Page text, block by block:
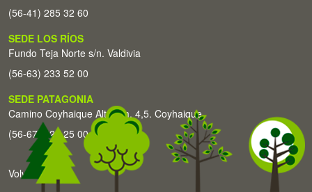
(56-41) 285 32 60
SEDE LOS RÍOS
Fundo Teja Norte s/n. Valdivia
(56-63) 233 52 00
SEDE PATAGONIA
Camino Coyhaique Alto Km. 4,5. Coyhaique
(56-67) 226 25 00
Volver arriba